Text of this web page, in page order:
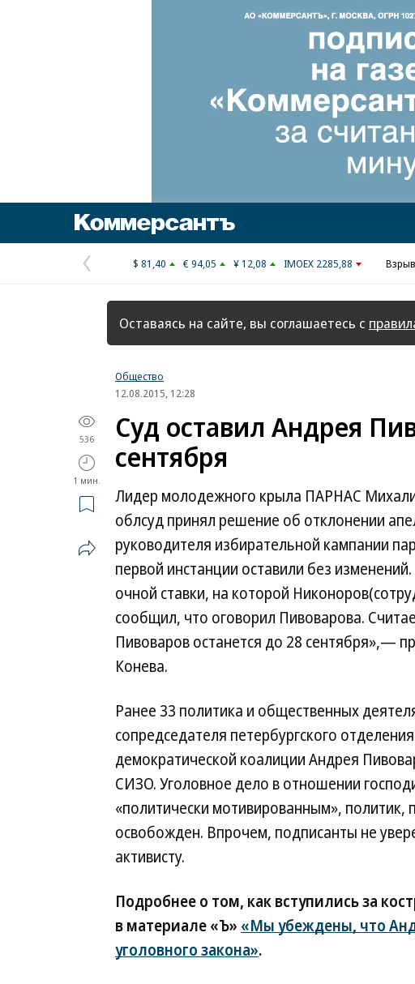
Предыдущая
страница
$ 81,40 € 94,05 ¥ 12,08 IMOEX 2285,88
Оставаясь на сайте, вы соглашаетесь с
Общество
12.08.2015, 12:28
536
1 мин.
Суд оставил Андрея
сентября
Лидер молодежного крыла ПАРНАС
облсуд принял решение об отклонении
руководителя избирательной кампании
первой инстанции оставили без
очной ставки, на которой
сообщил, что оговорил Пивоварова.
Пивоваров останется до 28 сентября»,—
Конева.
Ранее 33 политика и общественных
сопредседателя петербургского
демократической коалиции Андрея
СИЗО. Уголовное дело в отношении
«политически мотивированным»,
освобожден. Впрочем, подписанты не
активисту.
Подробнее о том, как вступились за
в материале «Ъ» «Мы убеждены, что
уголовного закона».